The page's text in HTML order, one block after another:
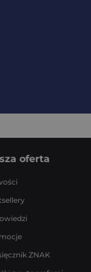
oferta
ZNAK